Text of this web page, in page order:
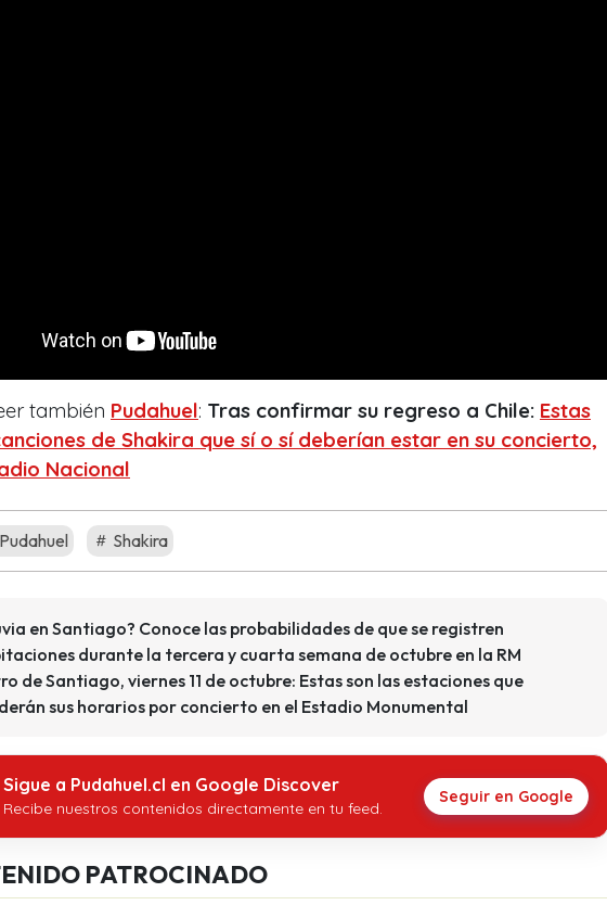
también Pudahuel: Tras confirmar su regreso a Chile: Estas
de Shakira que sí o sí deberían estar en su concierto,
Nacional
Shakira
en Santiago? Conoce las probabilidades de que se registren
durante la tercera y cuarta semana de octubre en la RM
de Santiago, viernes 11 de octubre: Estas son las estaciones que
sus horarios por concierto en el Estadio Monumental
Sigue a Pudahuel.cl en Google Discover
Recibe nuestros contenidos directamente en tu feed.
Seguir en Google
PATROCINADO